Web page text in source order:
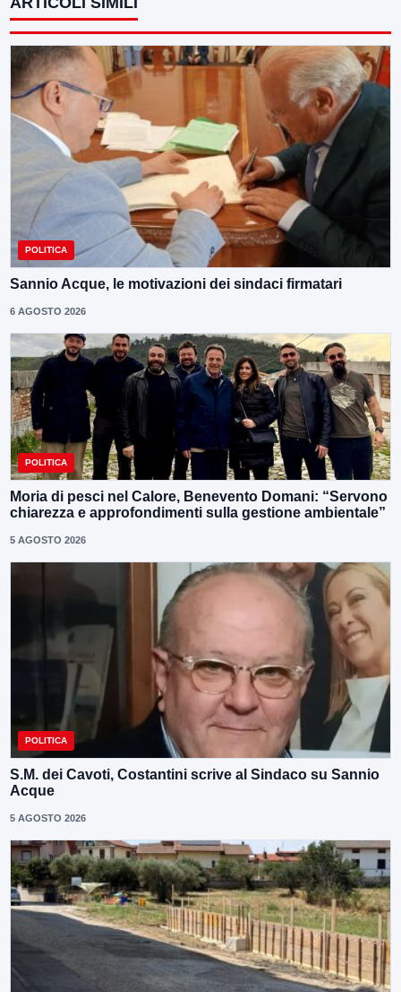
POLITICA
Sannio Acque, le motivazioni dei sindaci firmatari
6 AGOSTO 2026
POLITICA
Moria di pesci nel Calore, Benevento Domani: “Servono
chiarezza e approfondimenti sulla gestione ambientale”
5 AGOSTO 2026
POLITICA
S.M. dei Cavoti, Costantini scrive al Sindaco su Sannio
Acque
5 AGOSTO 2026